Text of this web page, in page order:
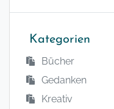
Kategorien
Bücher
Gedanken
Kreativ